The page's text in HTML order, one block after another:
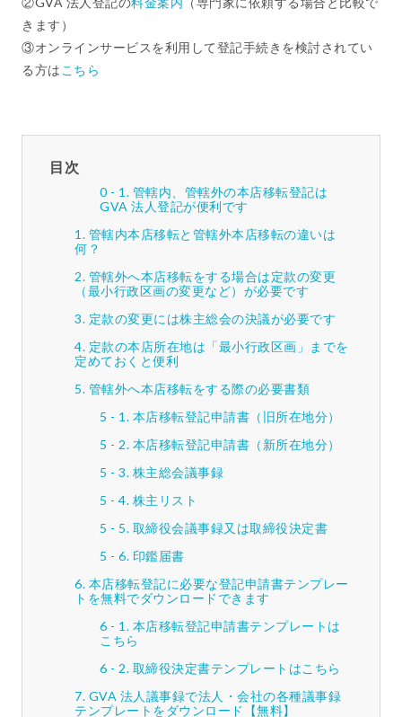
きます）
③オンラインサービスを利用して登記手続きを検討されてい
る方は こちら
目次
管轄内、管轄外の本店移転登記は
GVA 法人登記が便利です
管轄内本店移転と管轄外本店移転の違いは
何？
管轄外へ本店移転をする場合は定款の変更
（最小行政区画の変更など）が必要です
定款の変更には株主総会の決議が必要です
定款の本店所在地は「最小行政区画」までを
定めておくと便利
管轄外へ本店移転をする際の必要書類
本店移転登記申請書（旧所在地分）
本店移転登記申請書（新所在地分）
株主総会議事録
株主リスト
取締役会議事録又は取締役決定書
印鑑届書
本店移転登記に必要な登記申請書テンプレー
トを無料でダウンロードできます
本店移転登記申請書テンプレートは
こちら
取締役決定書テンプレートはこちら
GVA 法人議事録で法人・会社の各種議事録
テンプレートをダウンロード【無料】